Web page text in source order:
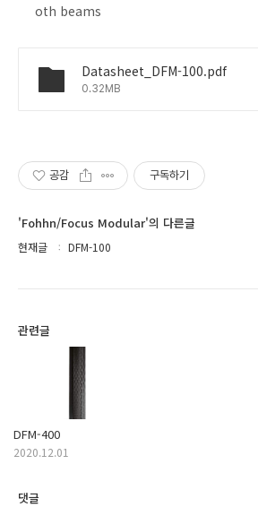
oth beams
Datasheet_DFM-100.pdf
0.32MB
공감 구독하기
'Fohhn/Focus Modular'의 다른글
현재글 DFM-100
관련글
DFM-400
2020.12.01
댓글